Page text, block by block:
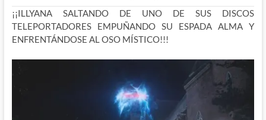
¡¡ILLYANA SALTANDO DE UNO DE SUS DISCOS
TELEPORTADORES EMPUÑANDO SU ESPADA ALMA Y
ENFRENTÁNDOSE AL OSO MÍSTICO!!!